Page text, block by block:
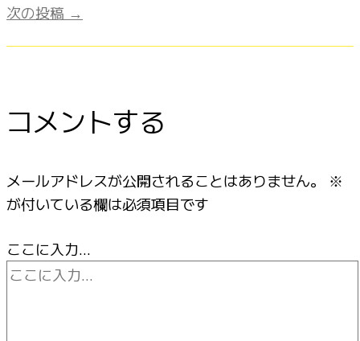
次の投稿 →
コメントする
メールアドレスが公開されることはありません。
※
が付いている欄は必須項目です
ここに入力…